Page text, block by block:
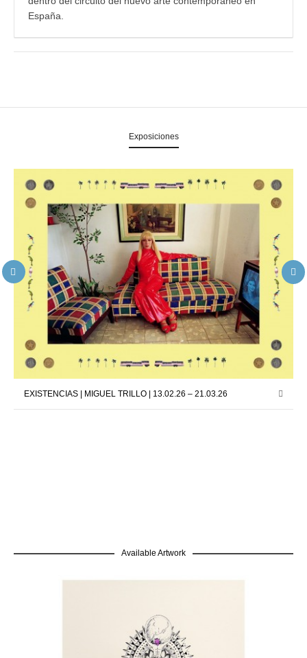
España.
Exposiciones
EXISTENCIAS | MIGUEL TRILLO | 13.02.26 – 21.03.26
Available Artwork